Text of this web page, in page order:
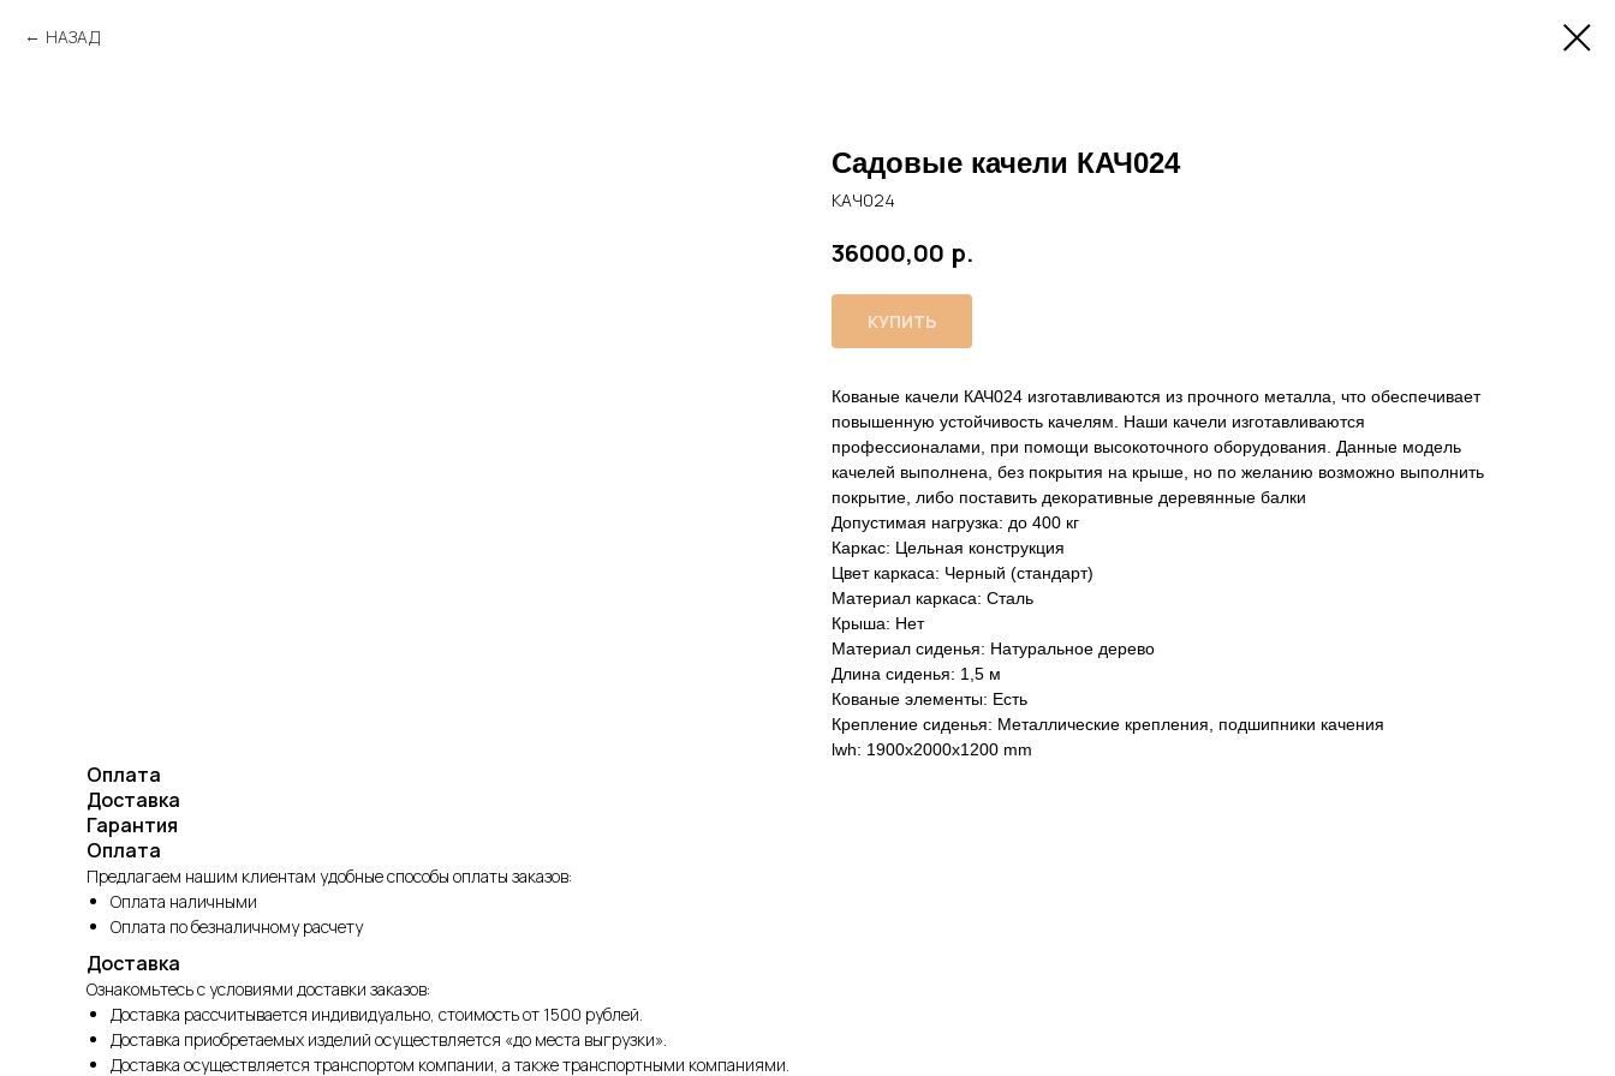
НАЗАД
Садовые качели КАЧ024
КАЧ024
36000,00 р.
КУПИТЬ
Кованые качели КАЧ024 изготавливаются из прочного металла, что обеспечивает
повышенную устойчивость качелям. Наши качели изготавливаются
профессионалами, при помощи высокоточного оборудования. Данные модель
качелей выполнена, без покрытия на крыше, но по желанию возможно выполнить
покрытие, либо поставить декоративные деревянные балки
Допустимая нагрузка: до 400 кг
Каркас: Цельная конструкция
Цвет каркаса: Черный (стандарт)
Материал каркаса: Сталь
Крыша: Нет
Материал сиденья: Натуральное дерево
Длина сиденья: 1,5 м
Кованые элементы: Есть
Крепление сиденья: Металлические крепления, подшипники качения
lwh: 1900x2000x1200 mm
Оплата
Доставка
Гарантия
Оплата
Предлагаем нашим клиентам удобные способы оплаты заказов:
Оплата наличными
Оплата по безналичному расчету
Доставка
Ознакомьтесь с условиями доставки заказов:
Доставка рассчитывается индивидуально, стоимость от 1500 рублей.
Доставка приобретаемых изделий осуществляется «до места выгрузки».
Доставка осуществляется транспортом компании, а также транспортными компаниями.